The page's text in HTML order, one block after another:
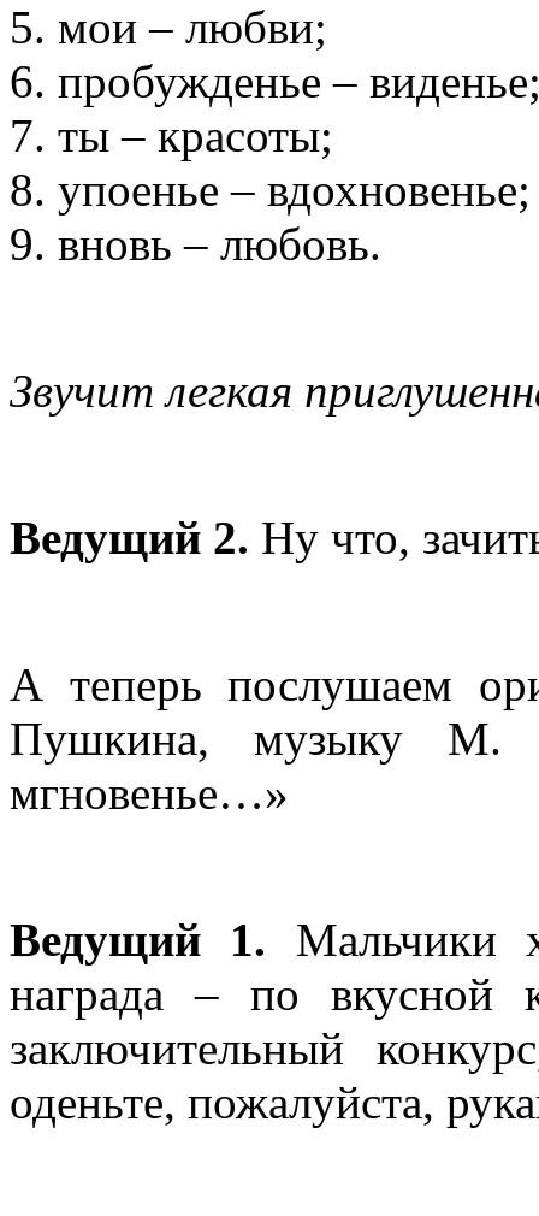
мои – любви;
пробужденье –
ты – красоты;
упоенье – вдохновенье;
вновь – любовь.
Звучит легкая
Ведущий 2. Ну что,
А теперь послушаем
Пушкина, музыку М.
мгновенье…»
Ведущий 1. Мальчики
награда – по вкусной
заключительный
оденьте, пожалуйста,